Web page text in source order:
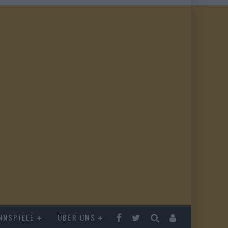
ÜBER UNS